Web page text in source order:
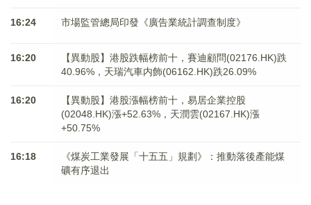
16:24 市場監管總局印發《廣告業統計調查制度》
16:20
【異動股】港股跌幅榜前十，賽迪顧問(02176.HK)跌
40.96%，天瑞汽車内飾(06162.HK)跌26.09%
16:20
【異動股】港股漲幅榜前十，易居企業控股
(02048.HK)漲+52.63%，天潤雲(02167.HK)漲
+50.75%
16:18
《煤炭工業發展「十五五」規劃》：推動落後產能煤
礦有序退出